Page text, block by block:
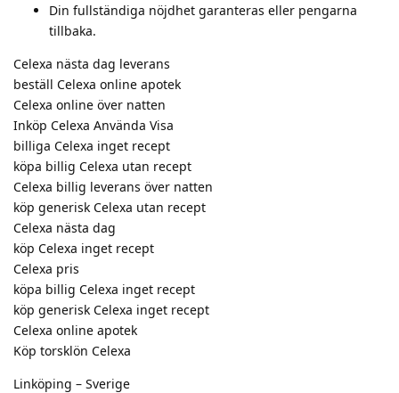
Din fullständiga nöjdhet garanteras eller pengarna
tillbaka.
Celexa nästa dag leverans
beställ Celexa online apotek
Celexa online över natten
Inköp Celexa Använda Visa
billiga Celexa inget recept
köpa billig Celexa utan recept
Celexa billig leverans över natten
köp generisk Celexa utan recept
Celexa nästa dag
köp Celexa inget recept
Celexa pris
köpa billig Celexa inget recept
köp generisk Celexa inget recept
Celexa online apotek
Köp torsklön Celexa
Linköping – Sverige